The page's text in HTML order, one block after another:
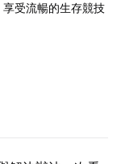
受流暢的生存競技